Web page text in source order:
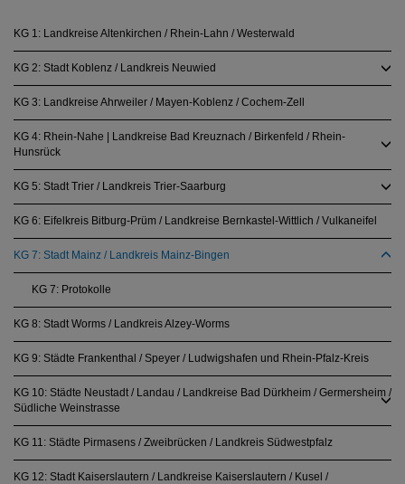
KG 1: Landkreise Altenkirchen / Rhein-Lahn / Westerwald
KG 2: Stadt Koblenz / Landkreis Neuwied
KG 3: Landkreise Ahrweiler / Mayen-Koblenz / Cochem-Zell
KG 4: Rhein-Nahe | Landkreise Bad Kreuznach / Birkenfeld / Rhein-
Hunsrück
KG 5: Stadt Trier / Landkreis Trier-Saarburg
KG 6: Eifelkreis Bitburg-Prüm / Landkreise Bernkastel-Wittlich / Vulkaneifel
KG 7: Stadt Mainz / Landkreis Mainz-Bingen
KG 7: Protokolle
KG 8: Stadt Worms / Landkreis Alzey-Worms
KG 9: Städte Frankenthal / Speyer / Ludwigshafen und Rhein-Pfalz-Kreis
KG 10: Städte Neustadt / Landau / Landkreise Bad Dürkheim / Germersheim /
Südliche Weinstrasse
KG 11: Städte Pirmasens / Zweibrücken / Landkreis Südwestpfalz
KG 12: Stadt Kaiserslautern / Landkreise Kaiserslautern / Kusel /